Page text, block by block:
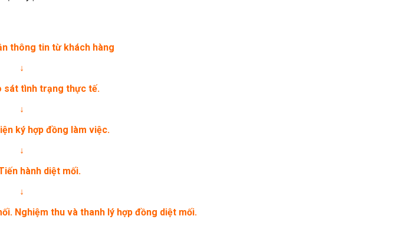
thông tin từ khách hàng
↓
sát tình trạng thực tế.
↓
ký hợp đồng làm việc.
↓
hành diệt mối.
↓
Nghiệm thu và thanh lý hợp đồng diệt mối.